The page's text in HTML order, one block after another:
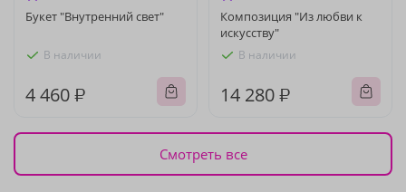
Букет "Внутренний свет"
В наличии
4 460 ₽
Композиция "Из любви к
искусству"
В наличии
14 280 ₽
Смотреть все